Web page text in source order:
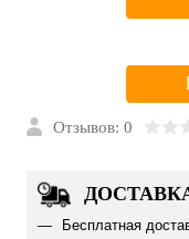
Отзывов: 0
Бесплатная